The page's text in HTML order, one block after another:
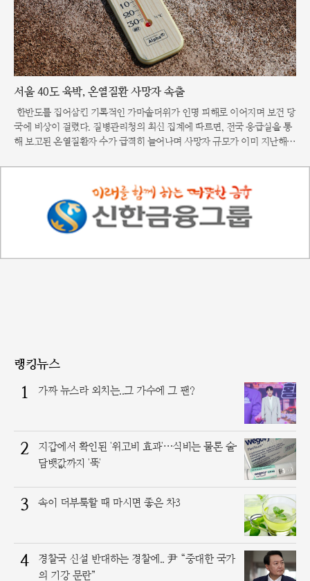
서울 40도 육박, 온열질환 사망자 속출
한반도를 집어삼킨 기록적인 가마솥더위가 인명 피해로 이어지며 보건 당
국에 비상이 걸렸다. 질병관리청의 최신 집계에 따르면, 전국 응급실을 통
해 보고된 온열질환자 수가 급격히 늘어나며 사망자 규모가 이미 지난해
쏟아지고 있으며, 연이틀 이
랭킹뉴스
1 가짜 뉴스라 외치는..그 가수에 그 팬?
2
지갑에서 확인된 '위고비 효과'…식비는 물론 술·
담뱃값까지 '뚝'
3 속이 더부룩할 때 마시면 좋은 차3
4
경찰국 신설 반대하는 경찰에.. 尹 “중대한 국가
의 기강 문란”